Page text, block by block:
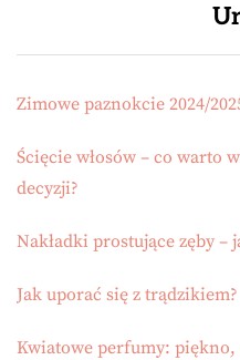
Zimowe paznokcie 2024/
Ścięcie włosów – co warto
decyzji?
Nakładki prostujące zęby –
Jak uporać się z trądzikiem?
Kwiatowe perfumy: